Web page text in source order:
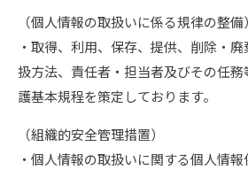
（個人情報の取扱いに係る規律の整備）
・取得、利用、保存、提供、削除・
扱方法、責任者・担当者及びその任
護基本規程を策定しております。
（組織的安全管理措置）
・個人情報の取扱いに関する個人情